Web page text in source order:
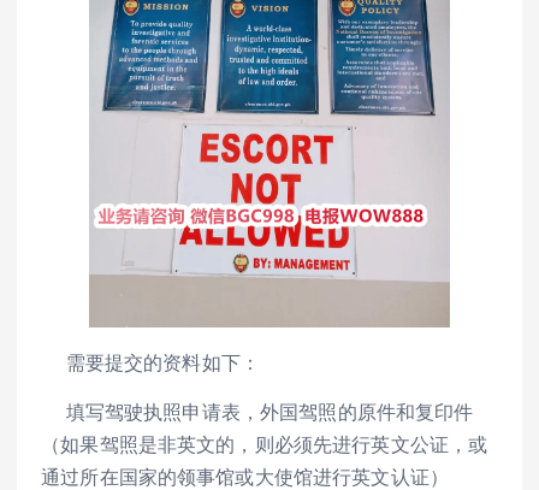
需要提交的资料如下：
填写驾驶执照申请表，外国驾照的原件和复印件
（如果驾照是非英文的，则必须先进行英文公证，或
通过所在国家的领事馆或大使馆进行英文认证）